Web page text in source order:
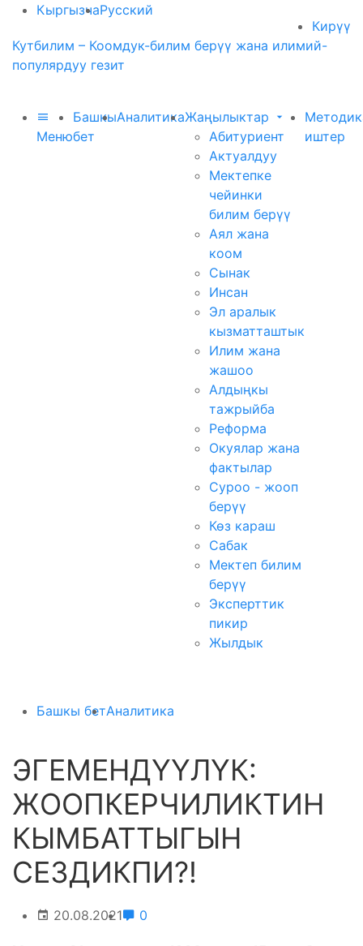
КыргызчаРусский
Кирүү
Кутбилим – Коомдук-билим берүү жана илимий-
популярдуу гезит
Меню
Башкы
бет
АналитикаЖаңылыктар
Абитуриент
Актуалдуу
Мектепке
чейинки
билим берүү
Аял жана
коом
Сынак
Инсан
Эл аралык
кызматташтык
Илим жана
жашоо
Алдыңкы
тажрыйба
Реформа
Окуялар жана
фактылар
Суроо - жооп
берүү
Көз караш
Сабак
Мектеп билим
берүү
Эксперттик
пикир
Жылдык
иштер
Башкы бетАналитика
ЭГЕМЕНДҮҮЛҮК:
ЖООПКЕРЧИЛИКТИН
КЫМБАТТЫГЫН
СЕЗДИКПИ?!
20.08.2021 0